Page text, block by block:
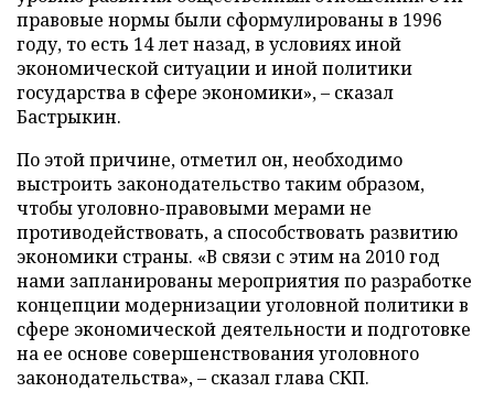
правовые нормы были сформулированы в 1996
году, то есть 14 лет назад, в условиях иной
экономической ситуации и иной политики
государства в сфере экономики», – сказал
Бастрыкин.
По этой причине, отметил он, необходимо
выстроить законодательство таким образом,
чтобы уголовно-правовыми мерами не
противодействовать, а способствовать развитию
экономики страны. «В связи с этим на 2010 год
нами запланированы мероприятия по разработке
концепции модернизации уголовной политики в
сфере экономической деятельности и подготовке
на ее основе совершенствования уголовного
законодательства», – сказал глава СКП.